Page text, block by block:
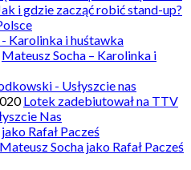
i gdzie zacząć robić stand-up?
Mateusz Socha – Karolinka i
Lotek zadebiutował na TTV
Nas
Mateusz Socha jako Rafał Pacześ